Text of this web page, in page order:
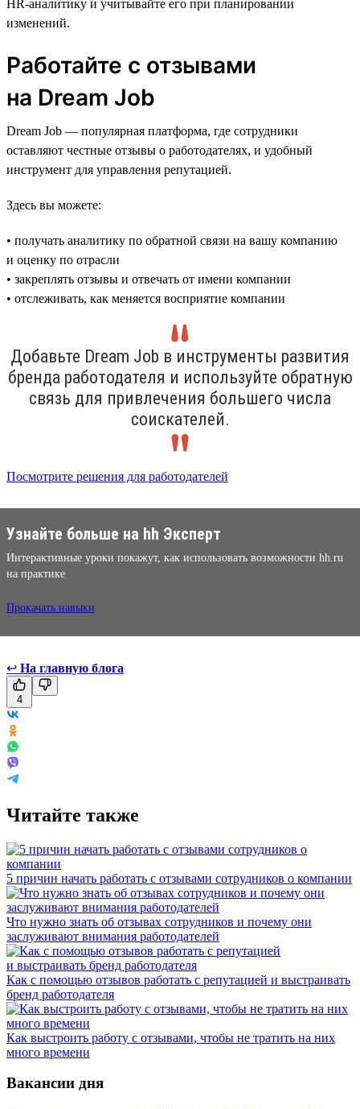
HR-аналитику и учитывайте его при планировании
изменений.
Работайте с отзывами
на Dream Job
Dream Job — популярная платформа, где сотрудники
оставляют честные отзывы о работодателях, и удобный
инструмент для управления репутацией.
Здесь вы можете:
• получать аналитику по обратной связи на вашу компанию
и оценку по отрасли
• закреплять отзывы и отвечать от имени компании
• отслеживать, как меняется восприятие компании
Добавьте Dream Job в инструменты развития
бренда работодателя и используйте обратную
связь для привлечения большего числа
соискателей.
Посмотрите решения для работодателей
Узнайте больше на hh Эксперт
Интерактивные уроки покажут, как использовать возможности hh.ru
на практике
Прокачать навыки
↩ На главную блога
4
Читайте также
5 причин начать работать с отзывами сотрудников о компании
Что нужно знать об отзывах сотрудников и почему они
заслуживают внимания работодателей
Как с помощью отзывов работать с репутацией и выстраивать
бренд работодателя
Как выстроить работу с отзывами, чтобы не тратить на них
много времени
Вакансии дня